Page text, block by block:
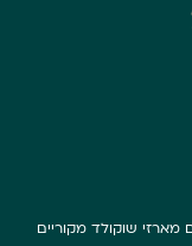
מארזי שוקולד מקוריים